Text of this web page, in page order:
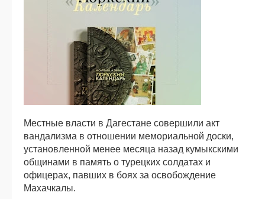
Местные власти в Дагестане совершили акт
вандализма в отношении мемориальной доски,
установленной менее месяца назад кумыкскими
общинами в память о турецких солдатах и
офицерах, павших в боях за освобождение
Махачкалы.